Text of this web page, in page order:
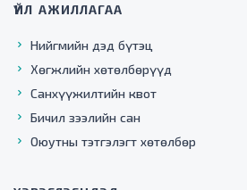
ҮЙЛ АЖИЛЛАГАА
Нийгмийн дэд бүтэц
Хөгжлийн хөтөлбөрүүд
Санхүүжилтийн квот
Бичил зээлийн сан
Оюутны тэтгэлэгт хөтөлбөр